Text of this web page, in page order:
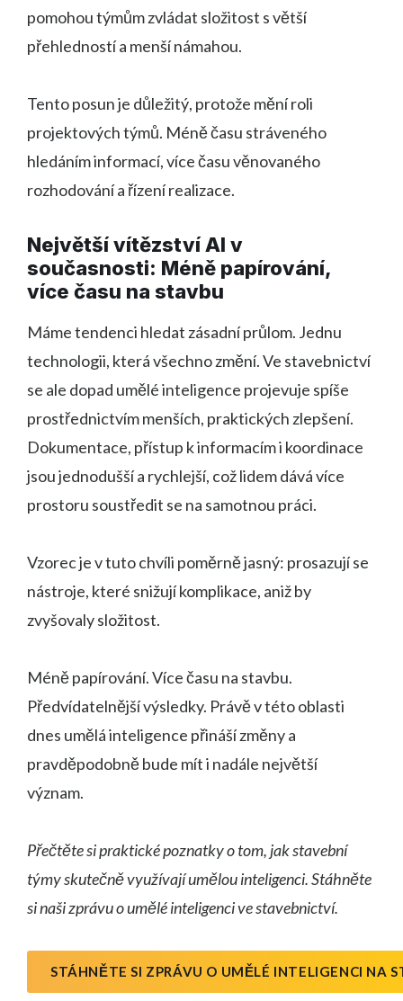
pomohou týmům zvládat složitost s větší
přehledností a menší námahou.
Tento posun je důležitý, protože mění roli
projektových týmů. Méně času stráveného
hledáním informací, více času věnovaného
rozhodování a řízení realizace.
Největší vítězství AI v
současnosti: Méně papírování,
více času na stavbu
Máme tendenci hledat zásadní průlom. Jednu
technologii, která všechno změní. Ve stavebnictví
se ale dopad umělé inteligence projevuje spíše
prostřednictvím menších, praktických zlepšení.
Dokumentace, přístup k informacím i koordinace
jsou jednodušší a rychlejší, což lidem dává více
prostoru soustředit se na samotnou práci.
Vzorec je v tuto chvíli poměrně jasný: prosazují se
nástroje, které snižují komplikace, aniž by
zvyšovaly složitost.
Méně papírování. Více času na stavbu.
Předvídatelnější výsledky. Právě v této oblasti
dnes umělá inteligence přináší změny a
pravděpodobně bude mít i nadále největší
význam.
Přečtěte si praktické poznatky o tom, jak stavební
týmy skutečně využívají umělou inteligenci. Stáhněte
si naši zprávu o umělé inteligenci ve stavebnictví.
STÁHNĚTE SI ZPRÁVU O UMĚLÉ INTELIGENCI NA